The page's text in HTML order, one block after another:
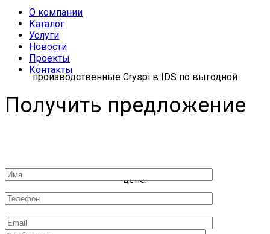
О компании
Каталог
Услуги
Новости
Проекты
Контакты
Получить предложение